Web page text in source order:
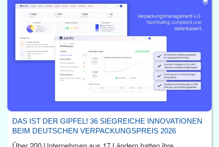
DAS IST DER GIPFEL! 36 SIEGREICHE INNOVATIONEN
BEIM DEUTSCHEN VERPACKUNGSPREIS 2026